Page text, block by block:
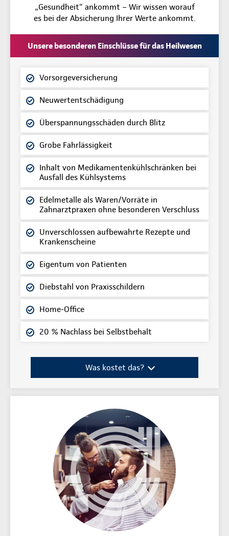
„Gesundheit“ ankommt – Wir wissen worauf
es bei der Absicherung Ihrer Werte ankommt.
Unsere besonderen Einschlüsse für das Heilwesen
Vorsorgeversicherung
Neuwertentschädigung
Überspannungsschäden durch Blitz
Grobe Fahrlässigkeit
Inhalt von Medikamentenkühlschränken bei
Ausfall des Kühlsystems
Edelmetalle als Waren/Vorräte in
Zahnarztpraxen ohne besonderen Verschluss
Unverschlossen aufbewahrte Rezepte und
Krankenscheine
Eigentum von Patienten
Diebstahl von Praxisschildern
Home-Office
20 % Nachlass bei Selbstbehalt
Was kostet das?